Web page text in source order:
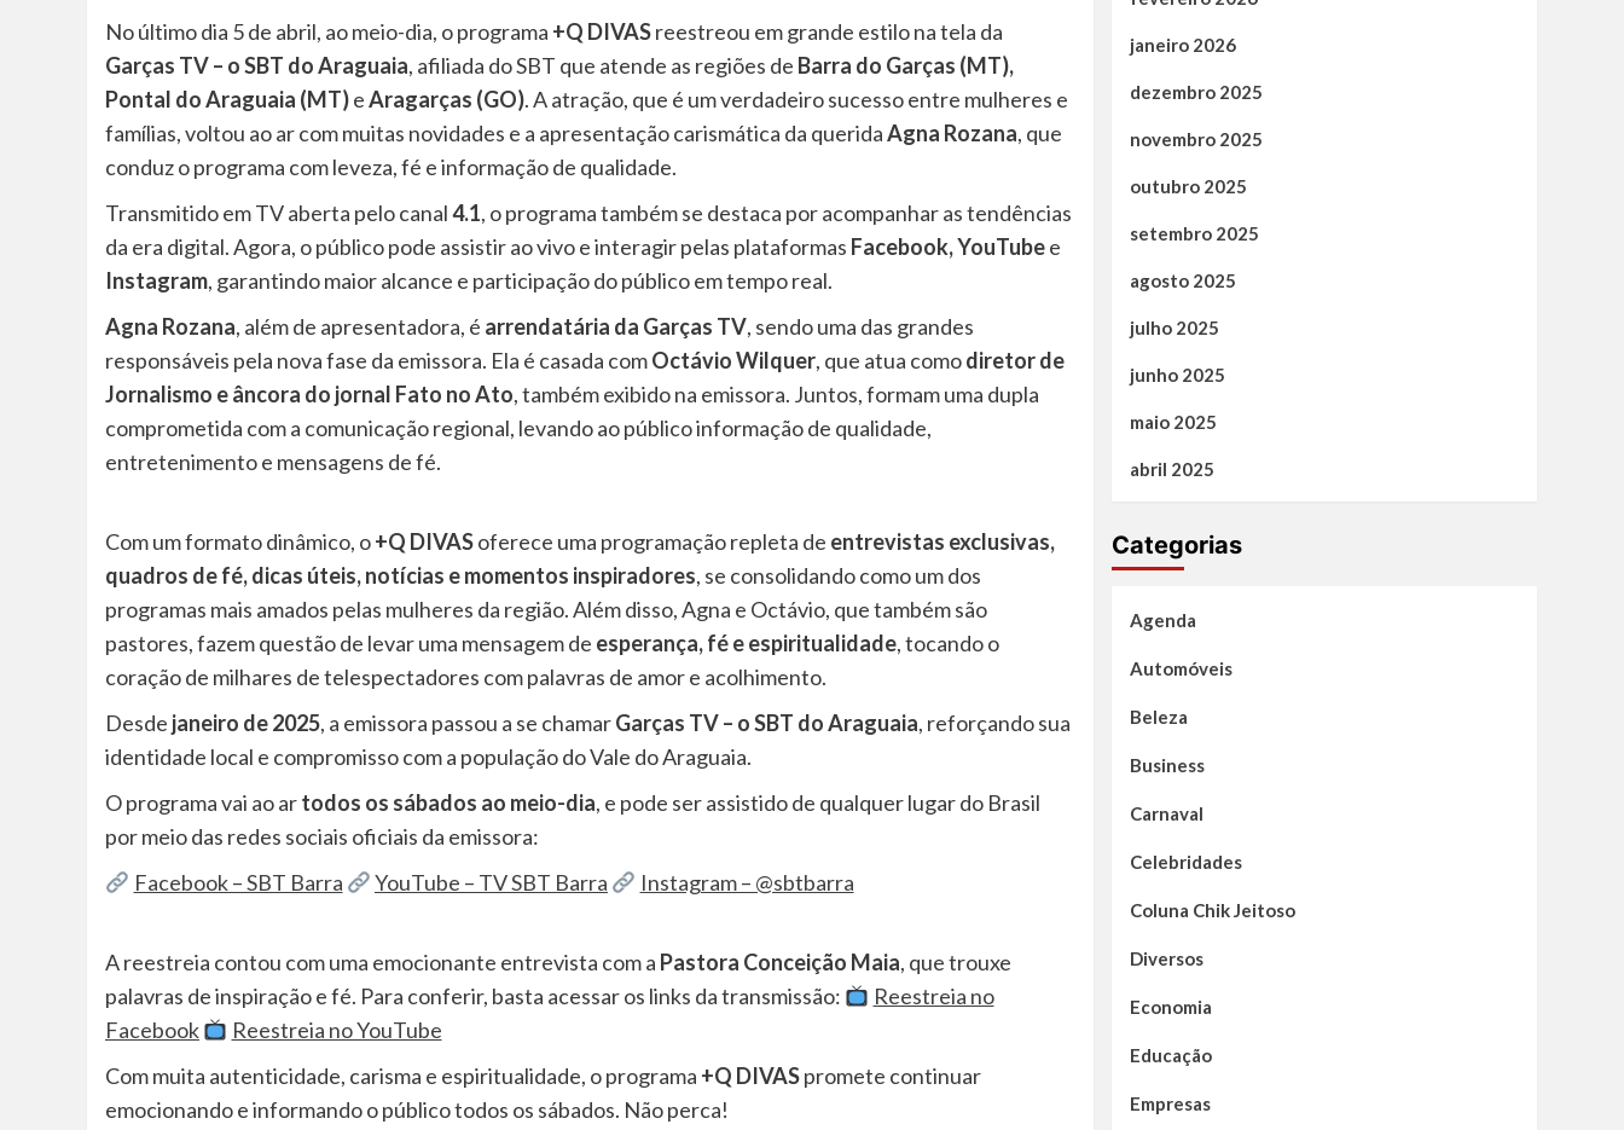
No último dia 5 de abril, ao meio-dia, o programa +Q DIVASreestreou em grande estilo na tela da
Garças TV – o SBT do Araguaia, afiliada do SBT que atende as regiões de Barra do Garças (MT),
Pontal do Araguaia (MT)eAragarças (GO). A atração, que é um verdadeiro sucesso entre mulheres e
famílias, voltou ao ar com muitas novidades e a apresentação carismática da queridaAgna Rozana, que
conduz o programa com leveza, fé e informação de qualidade.
Transmitido em TV aberta pelo canal4.1, o programa também se destaca por acompanhar as tendências
da era digital. Agora, o público pode assistir ao vivo e interagir pelas plataformas Facebook, YouTubee
Instagram, garantindo maior alcance e participação do público em tempo real.
Agna Rozana, além de apresentadora, é arrendatária da Garças TV, sendo uma das grandes
responsáveis pela nova fase da emissora. Ela é casada comOctávio Wilquer, que atua comodiretor de
Jornalismo e âncora do jornal Fato no Ato, também exibido na emissora. Juntos, formam uma dupla
comprometida com a comunicação regional, levando ao público informação de qualidade,
entretenimento e mensagens de fé.
Com um formato dinâmico, o+Q DIVASoferece uma programação repleta de entrevistas exclusivas,
quadros de fé, dicas úteis, notícias e momentos inspiradores, se consolidando como um dos
programas mais amados pelas mulheres da região. Além disso, Agna e Octávio, que também são
pastores, fazem questão de levar uma mensagem de esperança, fé e espiritualidade, tocando o
coração de milhares de telespectadores com palavras de amor e acolhimento.
Desde janeiro de 2025, a emissora passou a se chamarGarças TV – o SBT do Araguaia, reforçando sua
identidade local e compromisso com a população do Vale do Araguaia.
O programa vai ao artodos os sábados ao meio-dia, e pode ser assistido de qualquer lugar do Brasil
por meio das redes sociais oficiais da emissora:
Facebook – SBT Barra
YouTube – TV SBT Barra Instagram – @sbtbarra
A reestreia contou com uma emocionante entrevista com a Pastora Conceição Maia, que trouxe
palavras de inspiração e fé. Para conferir, basta acessar os links da transmissão:
Reestreia no
Facebook
Reestreia no YouTube
Com muita autenticidade, carisma e espiritualidade, o programa +Q DIVASpromete continuar
emocionando e informando o público todos os sábados. Não perca!
janeiro 2026
dezembro 2025
novembro 2025
outubro 2025
setembro 2025
agosto 2025
julho 2025
junho 2025
maio 2025
abril 2025
Categorias
Agenda
Automóveis
Beleza
Business
Carnaval
Celebridades
Coluna Chik Jeitoso
Diversos
Economia
Educação
Empresas